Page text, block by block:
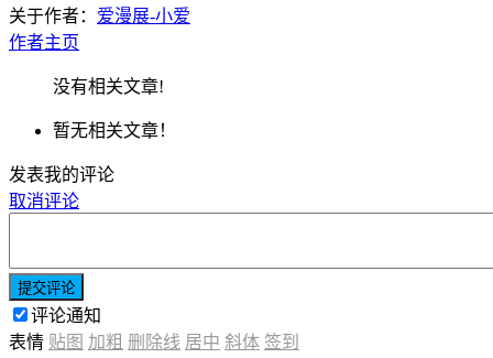
关于作者： 爱漫展-小爱
作者主页
没有相关文章!
暂无相关文章！
发表我的评论
取消评论
提交评论
评论通知
表情 贴图 加粗 删除线 居中 斜体 签到